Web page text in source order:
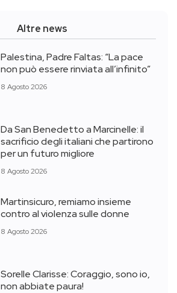
Altre news
Palestina, Padre Faltas: “La pace
non può essere rinviata all’infinito”
8 Agosto 2026
Da San Benedetto a Marcinelle: il
sacrificio degli italiani che partirono
per un futuro migliore
8 Agosto 2026
Martinsicuro, remiamo insieme
contro al violenza sulle donne
8 Agosto 2026
Sorelle Clarisse: Coraggio, sono io,
non abbiate paura!